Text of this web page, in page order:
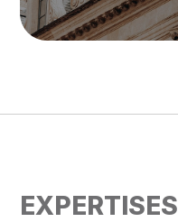
EXPERTISES